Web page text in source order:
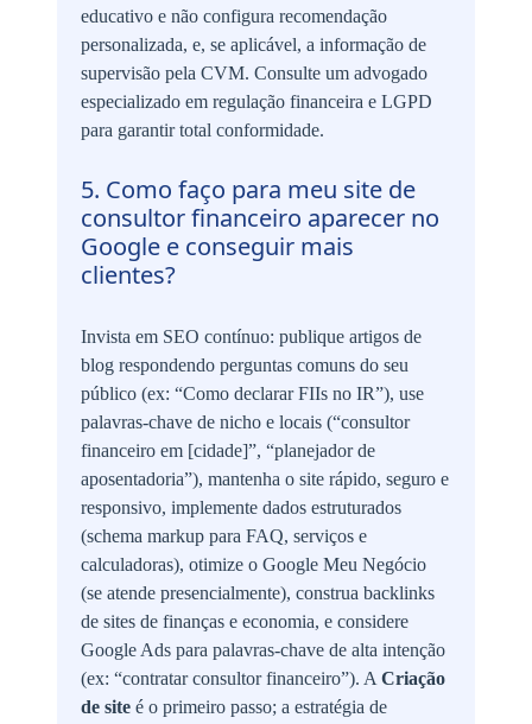
educativo e não configura recomendação
personalizada, e, se aplicável, a informação de
supervisão pela CVM. Consulte um advogado
especializado em regulação financeira e LGPD
para garantir total conformidade.
5. Como faço para meu site de
consultor financeiro aparecer no
Google e conseguir mais
clientes?
Invista em SEO contínuo: publique artigos de
blog respondendo perguntas comuns do seu
público (ex: “Como declarar FIIs no IR”), use
palavras-chave de nicho e locais (“consultor
financeiro em [cidade]”, “planejador de
aposentadoria”), mantenha o site rápido, seguro e
responsivo, implemente dados estruturados
(schema markup para FAQ, serviços e
calculadoras), otimize o Google Meu Negócio
(se atende presencialmente), construa backlinks
de sites de finanças e economia, e considere
Google Ads para palavras-chave de alta intenção
(ex: “contratar consultor financeiro”). A Criação
de site é o primeiro passo; a estratégia de